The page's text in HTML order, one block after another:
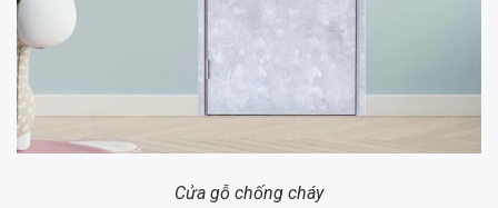
Cửa gỗ chống cháy